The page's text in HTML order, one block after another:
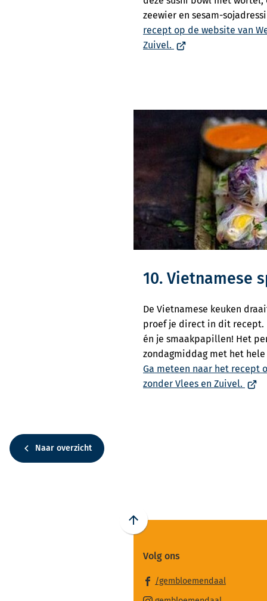
zeewier en sesam-
recept op de website van
Zuivel. (Verwijst
10. Vietnamese
De Vietnamese keuken
proef je direct in dit recept.
én je smaakpapillen! Het
zondagmiddag met het
Ga meteen naar het recept
zonder Vlees en Zuivel.
Naar overzicht
Scroll
boven
het
Volg ons
/gembloemendaal